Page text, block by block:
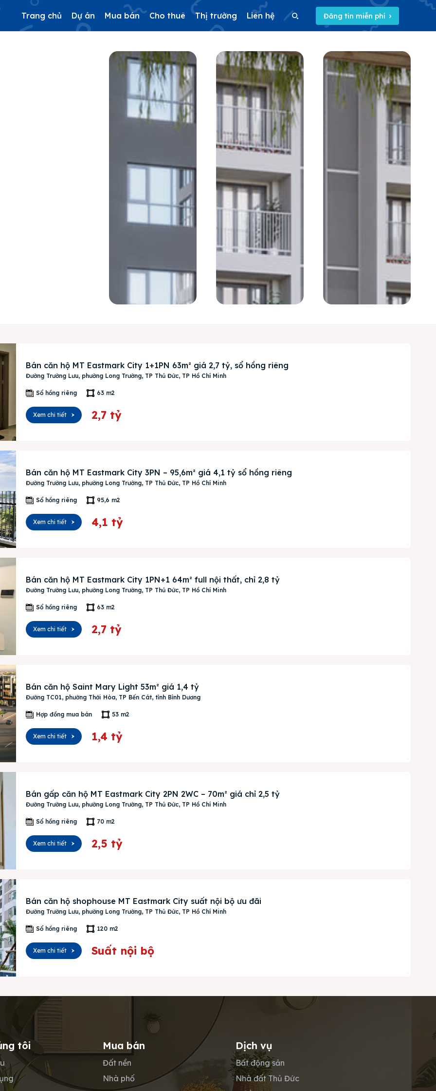
Search
Search
bản cập nhật V3
nhanh chóng hơn
Trang chủ Dự án Mua bán Cho thuê Thị trường Liên hệ Đăng tin miễn phí
Bán căn hộ MT Eastmark City 1+1PN 63m² giá 2,7 tỷ, sổ hồng riêng
Đường Trường Lưu, phường Long Trường, TP Thủ Đức, TP Hồ Chí Minh
Sổ hồng riêng 63 m2
Xem chi tiết 2,7 tỷ
Bán căn hộ MT Eastmark City 3PN – 95,6m² giá 4,1 tỷ sổ hồng riêng
Đường Trường Lưu, phường Long Trường, TP Thủ Đức, TP Hồ Chí Minh
Sổ hồng riêng 95,6 m2
Xem chi tiết 4,1 tỷ
Bán căn hộ MT Eastmark City 1PN+1 64m² full nội thất, chỉ 2,8 tỷ
Đường Trường Lưu, phường Long Trường, TP Thủ Đức, TP Hồ Chí Minh
Sổ hồng riêng 63 m2
Xem chi tiết 2,7 tỷ
Bán căn hộ Saint Mary Light 53m² giá 1,4 tỷ
Đường TC01, phường Thới Hòa, TP Bến Cát, tỉnh Bình Dương
Hợp đồng mua bán 53 m2
Xem chi tiết 1,4 tỷ
Bán gấp căn hộ MT Eastmark City 2PN 2WC – 70m² giá chỉ 2,5 tỷ
Đường Trường Lưu, phường Long Trường, TP Thủ Đức, TP Hồ Chí Minh
Sổ hồng riêng 70 m2
Xem chi tiết 2,5 tỷ
Bán căn hộ shophouse MT Eastmark City suất nội bộ ưu đãi
Đường Trường Lưu, phường Long Trường, TP Thủ Đức, TP Hồ Chí Minh
Sổ hồng riêng 120 m2
Xem chi tiết Suất nội bộ
tôi Mua bán
Đất nền
Nhà phố
Dịch vụ
Bất động sản
Nhà đất Thủ Đức